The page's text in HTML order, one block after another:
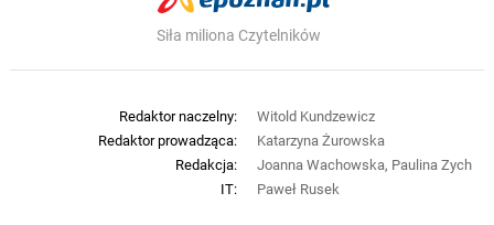
Siła miliona Czytelników
Redaktor naczelny:
Witold Kundzewicz
Redaktor prowadząca:
Katarzyna Żurowska
Redakcja:
Joanna Wachowska, Paulina Zych
IT:
Paweł Rusek